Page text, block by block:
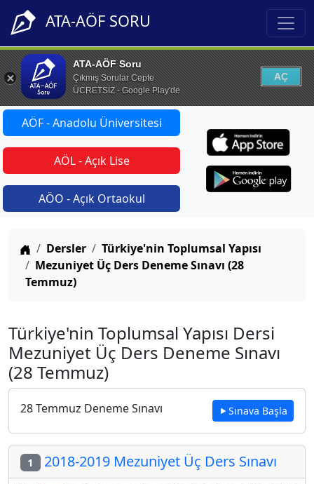
ATA-AÖF SORU
ATA-AÖF Soru
Çıkmış Sorular Cepte
ÜCRETSİZ - Google Play'de
AÇ
AÖF - Anadolu Üniversitesi
AÖL - Açık Lise
AÖO - Açık Ortaokul
Anasayfa
Dersler
Türkiye'nin Toplumsal Yapısı
Mezuniyet Üç Ders Deneme Sınavı (28
Temmuz)
Türkiye'nin Toplumsal Yapısı Dersi
Mezuniyet Üç Ders Deneme Sınavı
(28 Temmuz)
28 Temmuz Deneme Sınavı Sınava Başla
1 2018-2019 Mezuniyet Üç Ders Sınavı